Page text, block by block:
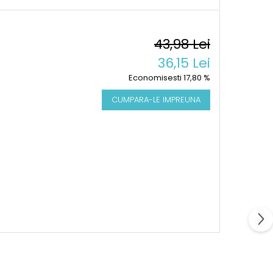
43,98 Lei
36,15 Lei
Economisesti 17,80 %
CUMPARA-LE IMPREUNA